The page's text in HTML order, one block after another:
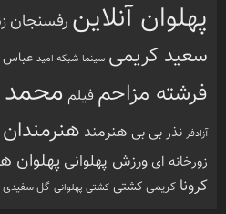
پهلوان آنلاین رفسنجان
سعید کریمی سینما شبکه امید
فرشته مزاحمفیلم
آزادفر نذر بی بی هنرمند هنرمندان
زورخانه ای ورزش پهلوانی پهلوان
کرونا کریمی کشتی کشتی پهلوانی گل سفیدی